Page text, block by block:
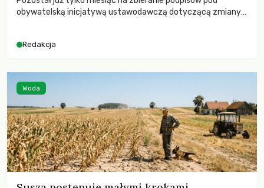
obywatelską inicjatywą ustawodawczą dotyczącą zmiany
niezwykle korzystne rozwiązania dla przyrody i zwierząt,
funkcjonowania łowiectwa w Polsce.
Redakcja
Woda